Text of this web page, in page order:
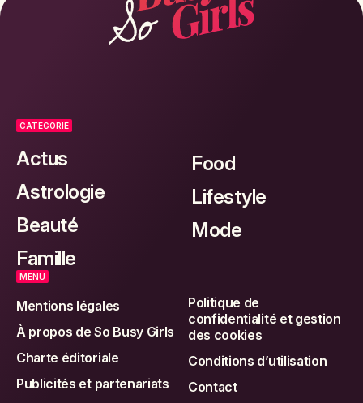
CATEGORIE
Actus
Astrologie
Beauté
Famille
Food
Lifestyle
Mode
MENU
Mentions légales
À propos de So Busy Girls
Charte éditoriale
Publicités et partenariats
Politique de
confidentialité et gestion
des cookies
Conditions d’utilisation
Contact